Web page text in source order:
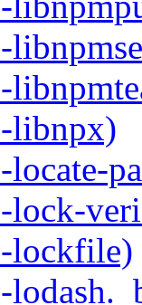
libnpx)
locate-
lock-
lockfile)